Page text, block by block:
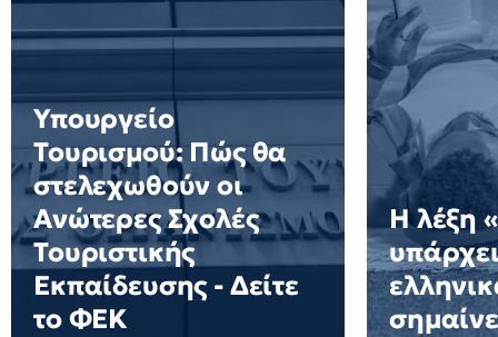
Υπουργείο
Τουρισμού: Πώς θα
στελεχωθούν οι
Ανώτερες Σχολές
Τουριστικής
Εκπαίδευσης - Δείτε
το ΦΕΚ
Η λέξη